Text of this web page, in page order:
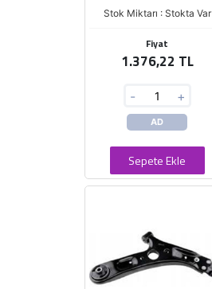
Stok Miktarı : Stokta Var
Fiyat
1.376,22 TL
- +
AD
Sepete Ekle